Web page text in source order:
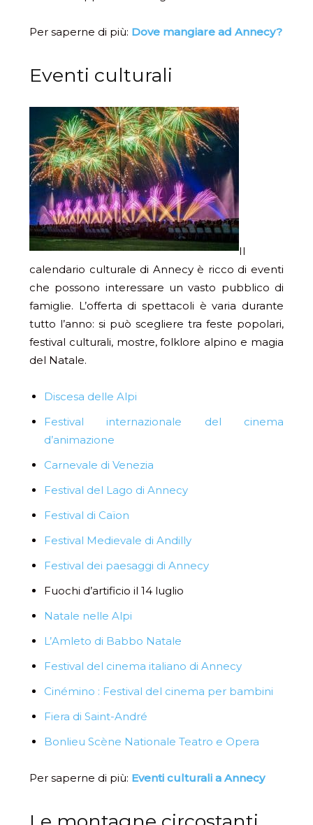
Per saperne di più: Dove mangiare ad Annecy?
Eventi culturali
Il
calendario culturale di Annecy è ricco di eventi
che possono interessare un vasto pubblico di
famiglie. L’offerta di spettacoli è varia durante
tutto l’anno: si può scegliere tra feste popolari,
festival culturali, mostre, folklore alpino e magia
del Natale.
Discesa delle Alpi
Festival internazionale del cinema
d’animazione
Carnevale di Venezia
Festival del Lago di Annecy
Festival di Caïon
Festival Medievale di Andilly
Festival dei paesaggi di Annecy
Fuochi d’artificio il 14 luglio
Natale nelle Alpi
L’Amleto di Babbo Natale
Festival del cinema italiano di Annecy
Cinémino : Festival del cinema per bambini
Fiera di Saint-André
Bonlieu Scène Nationale Teatro e Opera
Per saperne di più: Eventi culturali a Annecy